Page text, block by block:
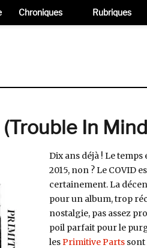
In
Dix ans déjà ! Le temps
2015, non ? Le COVID
certainement. La
pour un album, trop
nostalgie, pas assez
poil parfait pour le
lesPrimitive Partssont
Chroniques Rubriques